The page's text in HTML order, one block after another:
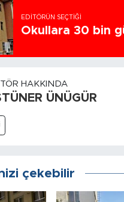
EDITÖRÜN SEÇTIĞI
Okullara 30 bin
HAKKINDA
ÜNÜGÜR
çekebilir